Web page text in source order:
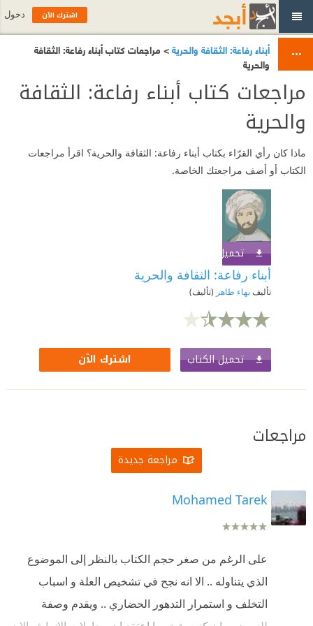
أبناء رفاعة: الثقافة والحرية> مراجعات كتاب أبناء رفاعة: الثقافة
والحرية
مراجعات كتاب أبناء رفاعة: الثقافة
والحرية
ماذا كان رأي القرّاء بكتاب أبناء رفاعة: الثقافة والحرية؟ اقرأ مراجعات
الكتاب أو أضف مراجعتك الخاصة.
تحميل الكتاب
أبناء رفاعة: الثقافة والحرية
تأليفبهاء طاهر (تأليف)
تحميل الكتاب اشترك الآن
مراجعات
مراجعة جديدة
Mohamed Tarek
على الرغم من صغر حجم الكتاب بالنظر إلى الموضوع
الذي يتناوله .. الا انه نجح في تشخيص العلة و اسباب
التخلف و استمرار التدهور الحضاري .. ويقدم وصفة
اشترك الآن دخول